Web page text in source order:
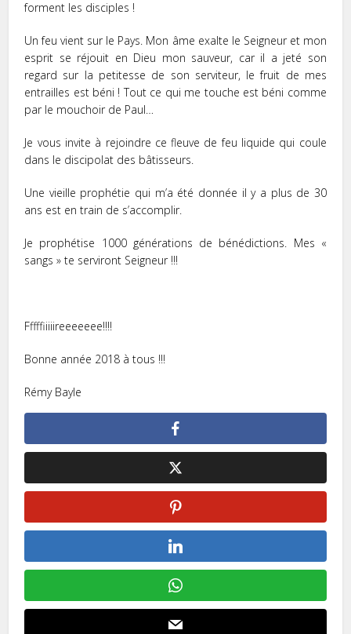
forment les disciples !
Un feu vient sur le Pays. Mon âme exalte le Seigneur et mon
esprit se réjouit en Dieu mon sauveur, car il a jeté son
regard sur la petitesse de son serviteur, le fruit de mes
entrailles est béni ! Tout ce qui me touche est béni comme
par le mouchoir de Paul…
Je vous invite à rejoindre ce fleuve de feu liquide qui coule
dans le discipolat des bâtisseurs.
Une vieille prophétie qui m’a été donnée il y a plus de 30
ans est en train de s’accomplir.
Je prophétise 1000 générations de bénédictions. Mes «
sangs » te serviront Seigneur !!!
Fffffiiiiireeeeeee!!!!
Bonne année 2018 à tous !!!
Rémy Bayle